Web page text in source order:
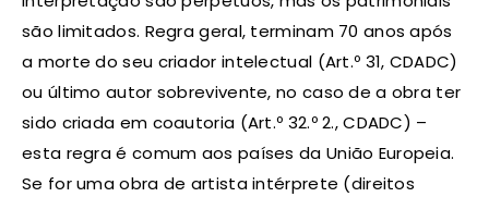
são limitados. Regra geral, terminam 70 anos após
a morte do seu criador intelectual (Art.º 31, CDADC)
ou último autor sobrevivente, no caso de a obra ter
sido criada em coautoria (Art.º 32.º 2., CDADC) –
esta regra é comum aos países da União Europeia.
Se for uma obra de artista intérprete (direitos